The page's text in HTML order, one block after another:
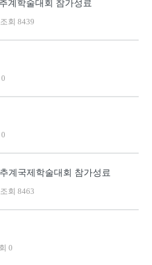
계학술대회 참가성료
조회 8439
계국제학술대회 참가성료
조회 8463
0